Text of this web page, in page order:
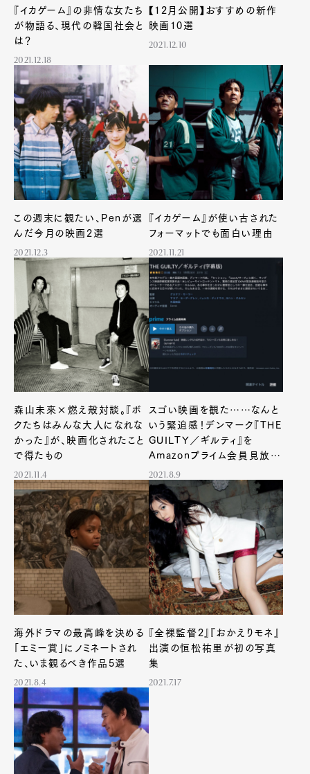
Art&DesignWatchFashion
GourmetCars
ProductCulture Lifestyle
Pen Membership
Magazine
Official Columnist
Contact
Pen Meet
Pen international
『イカゲーム』の非情な女たち
が物語る、現代の韓国社会と
は？
2021.12.18
【12月公開】おすすめの新作
映画10選
2021.12.10
この週末に観たい、Penが選
んだ今月の映画2選
2021.12.3
『イカゲーム』が使い古された
フォーマットでも面白い理由
2021.11.21
森山未來×燃え殻対談。『ボ
クたちはみんな大人になれな
かった』が、映画化されたこと
で得たもの
2021.11.4
スゴい映画を観た……なんと
いう緊迫感！デンマーク『THE
GUILTY／ギルティ』を
Amazonプライム会員見放題
で
2021.8.9
海外ドラマの最高峰を決める
「エミー賞」にノミネートされ
た、いま観るべき作品5選
2021.8.4
『全裸監督2』『おかえりモネ』
出演の恒松祐里が初の写真
集
2021.7.17